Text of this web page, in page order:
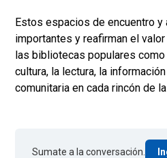
Estos espacios de encuentro
importantes y reafirman el
las bibliotecas populares
cultura, la lectura, la
comunitaria en cada rincón de
Sumate a la conversación.